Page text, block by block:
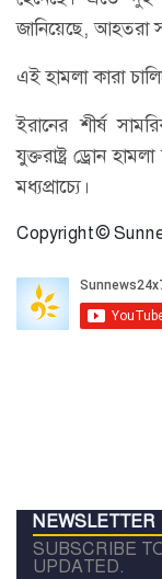
জানিয়েছে, আহতরা
এই হামলা কারা
ইরানের শীর্ষ
যুক্তরাষ্ট্র ড্রোন
মধ্যপ্রাচ্যে।
Copyright ©
NEWSLETTER
SUBSCRIBE
UPDATED.